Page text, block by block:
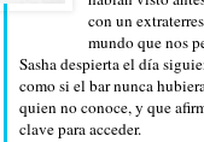
con un
mundo que nos
Sasha despierta el día
como si el bar nunca
quien no conoce, y que
clave para acceder.